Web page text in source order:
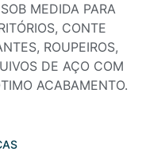
MEDIDA PARA
CONTE
ROUPEIROS,
DE AÇO COM
ACABAMENTO.